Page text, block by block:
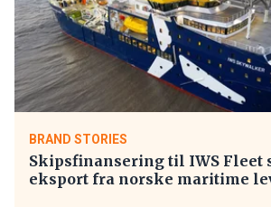
BRAND STORIES
Skipsfinansering til IWS Fleet
eksport fra norske maritime